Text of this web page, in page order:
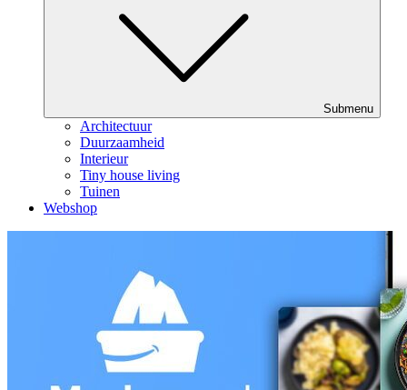
Submenu
Architectuur
Duurzaamheid
Interieur
Tiny house living
Tuinen
Webshop